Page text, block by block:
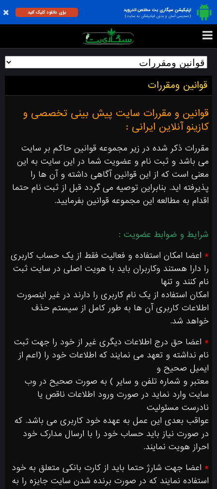
اپلیکیشن سیگاری بت مختص اندروید
(دسترسی آسان و بدون فیلترشکن به سایت)
برای دانلود کلیک کنید
قوانین ومقررات
قوانین و مقررات سایت پیش بینی تخصصی و
کازینو آنلاین ایرانی :
مقررات ذکر شده در زیر مجموعه قوانین حاکم بر سایت
می باشد و ثبت نام و عضویت شما در این سایت به این
معنی است که از این قوانین آگاهی داشته و آن ها را
پذیرفته اید. بنابراین توصیه می گردد قبل از ثبت نام حتما
اقدام به مطالعه این مجموعه قوانین بفرمایید.
شرایط و ضوابط عضویت :
* اعضا امکان استفاده و فعالیت فقط از یک حساب کاربری
را دارا هستند وکاربران باید با هویت اصلی در سایت ثبت
نام کنند و تنها
امکان استفاده از یک نام کاربری را دارند در غیر اینصورت
اطلاعات کاربری آن ها به طور کامل از سیستم حذف
خواهد شد.
* اعضا حق درج اطلاعات دیگری غیر از خود را جهت ثبت
نام نداشته و تعهد می نمایند که اطلاعات خود را (اعم از
ایمیل صحیح و
معتبر و شماره تلفن و سایر ) به صورت صحیح در وب
سایت وارد نماید در صورت ورود اطلاعات ناقص یا
نادرست مسئولیت
عواقب بعدی این عمل به عهده خود کاربری می باشد. که
در صورت نیاز باید حساب خود را با ارسال مدارک خود
احراز هویت نمایند.
* اعضا جهت شارژ حتما باید از کارت بانکی متعلق به خود
استفاده نمایند که در صورت برنده شدن سایت جایزه را به